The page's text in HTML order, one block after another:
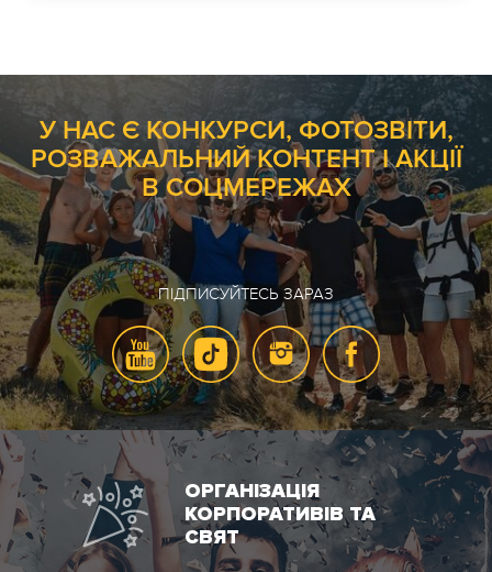
У НАС Є КОНКУРСИ, ФОТОЗВІТИ,
РОЗВАЖАЛЬНИЙ КОНТЕНТ І АКЦІЇ
В СОЦМЕРЕЖАХ
ПІДПИСУЙТЕСЬ ЗАРАЗ
ОРГАНІЗАЦІЯ
КОРПОРАТИВІВ ТА
СВЯТ